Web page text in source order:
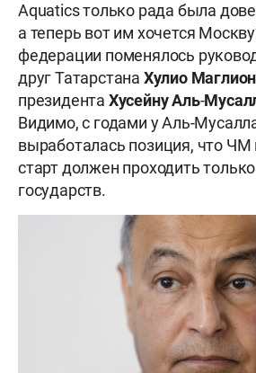
Aquatics только рада была
а теперь вот им хочется
федерации поменялось
друг Татарстана Хулио
президента Хусейну Аль-
Видимо, с годами у Аль-
выработалась позиция, что ЧМ
старт должен проходить
государств.